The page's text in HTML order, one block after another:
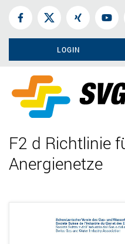
LOGIN
F2 d Richtlinie
Anergienetze